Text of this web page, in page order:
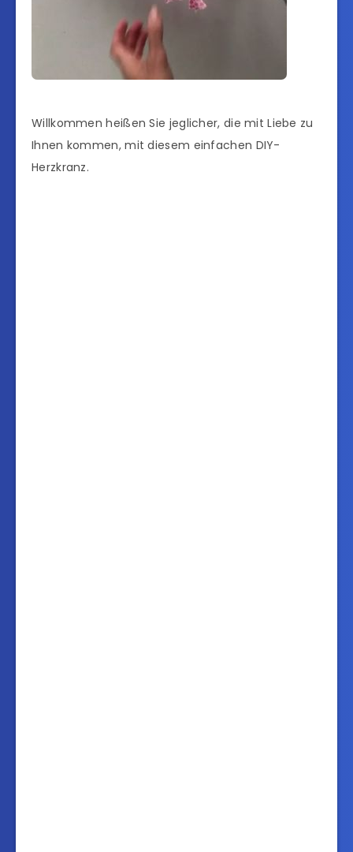
Willkommen heißen Sie jeglicher, die mit Liebe zu
Ihnen kommen, mit diesem einfachen DIY-
Herzkranz.